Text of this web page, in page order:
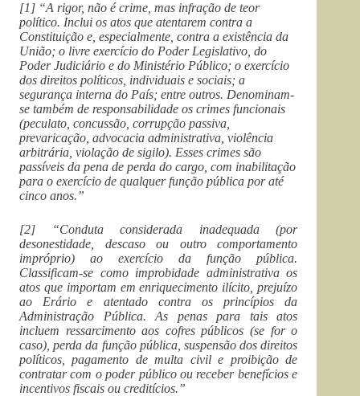
[1] “A rigor, não é crime, mas infração de teor
político. Inclui os atos que atentarem contra a
Constituição e, especialmente, contra a existência da
União; o livre exercício do Poder Legislativo, do
Poder Judiciário e do Ministério Público; o exercício
dos direitos políticos, individuais e sociais; a
segurança interna do País; entre outros. Denominam-
se também de responsabilidade os crimes funcionais
(peculato, concussão, corrupção passiva,
prevaricação, advocacia administrativa, violência
arbitrária, violação de sigilo). Esses crimes são
passíveis da pena de perda do cargo, com inabilitação
para o exercício de qualquer função pública por até
cinco anos.”
[2] “Conduta considerada inadequada (por
desonestidade, descaso ou outro comportamento
impróprio) ao exercício da função pública.
Classificam-se como improbidade administrativa os
atos que importam em enriquecimento ilícito, prejuízo
ao Erário e atentado contra os princípios da
Administração Pública. As penas para tais atos
incluem ressarcimento aos cofres públicos (se for o
caso), perda da função pública, suspensão dos direitos
políticos, pagamento de multa civil e proibição de
contratar com o poder público ou receber benefícios e
incentivos fiscais ou creditícios.”